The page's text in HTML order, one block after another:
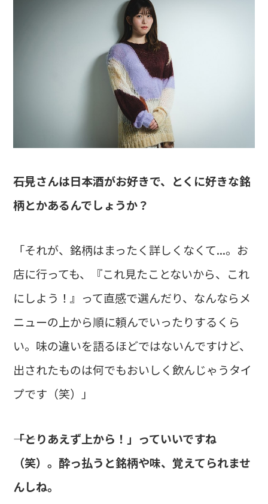
――石見さんは日本酒がお好きで、とくに好きな銘
柄とかあるんでしょうか？
「それが、銘柄はまったく詳しくなくて...。お
店に行っても、『これ見たことないから、これ
にしよう！』って直感で選んだり、なんならメ
ニューの上から順に頼んでいったりするくら
い。味の違いを語るほどではないんですけど、
出されたものは何でもおいしく飲んじゃうタイ
プです（笑）」
――「とりあえず上から！」っていいですね
（笑）。酔っ払うと銘柄や味、覚えてられませ
んしね。